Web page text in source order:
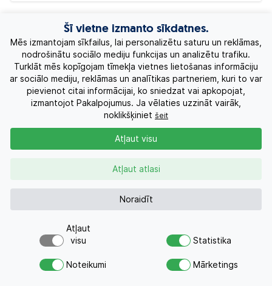
Atpūta ONLINE
Ekskursiju ceļojumi
Eksotiskie ceļojumi
+371 26955551 Pieprasījums
Vai meklējat ceļojumu?
Nosūtiet atvaļinājuma pieprasījumu
Šī vietne izmanto sīkdatnes.
Mēs izmantojam sīkfailus, lai personalizētu saturu un reklāmas,
nodrošinātu sociālo mediju funkcijas un analizētu trafiku.
Turklāt mēs kopīgojam tīmekļa vietnes lietošanas informāciju
ar sociālo mediju, reklāmas un analītikas partneriem, kuri to var
pievienot citai informācijai, ko sniedzat vai apkopojat,
izmantojot Pakalpojumus. Ja vēlaties uzzināt vairāk,
noklikšķiniet šeit
Noraidīt
Atļaut atlasi
Atļaut visu
Atļaut
visu
Statistika
Noteikumi Mārketings